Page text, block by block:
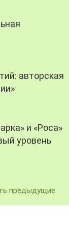
авторская
и «Роса»
уровень
предыдущие